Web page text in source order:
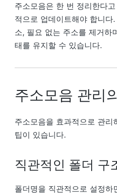
주소모음은 한 번 정리한다
적으로 업데이트해야 합니다
소, 필요 없는 주소를 제거하
태를 유지할 수 있습니다.
주소모음 관리
주소모음을 효과적으로 관리
팁이 있습니다.
직관적인 폴더 구
폴더명을 직관적으로 설정하